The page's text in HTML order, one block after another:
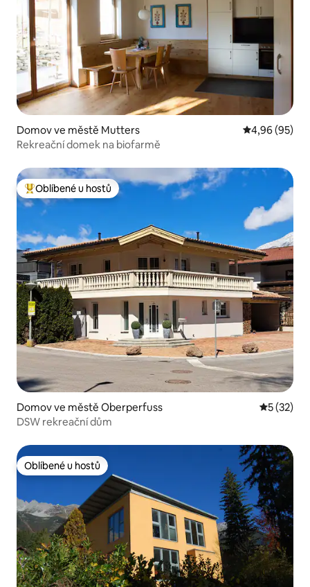
Domov ve městě Mutters Průměrné
4,96 (95)
Rekreační domek na biofarmě
Nejlepší v kategorii Oblíbené u hostů
Oblíbené u hostů
Domov ve městě Oberperfuss Průměrné
5 (32)
DSW rekreační dům
Oblíbené u hostů
Oblíbené u hostů